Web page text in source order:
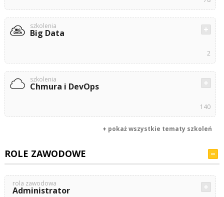
szkolenia
Big Data
2
szkolenia
Chmura i DevOps
140
+ pokaż wszystkie tematy szkoleń
ROLE ZAWODOWE
rola zawodowa
Administrator